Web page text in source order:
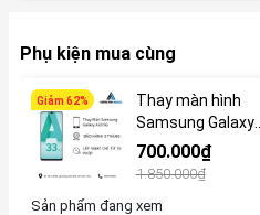
Phụ kiện mua cùng
Giảm 62%
Thay màn hình
Samsung Galaxy
A33 5G
700.000₫
1.850.000₫
Sản phẩm đang xem